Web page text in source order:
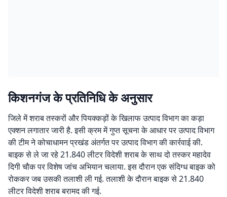
किशनगंज के प्रतिनिधि के अनुसार
जिले में शराब तस्करों और पियक्कड़ों के खिलाफ उत्पाद विभाग का कड़ा
एक्शन लगातार जारी है. इसी क्रम में गुप्त सूचना के आधार पर उत्पाद विभाग
की टीम ने कोचाधामन प्रखंड अंतर्गत पर उत्पाद विभाग की कार्रवाई की.
बाइक से ले जा रहे 21.840 लीटर विदेशी शराब के साथ दो तस्कर महादेव
दिगी चौक पर विशेष जांच अभियान चलाया. इस दौरान एक संदिग्ध बाइक को
रोककर जब उसकी तलाशी ली गई. तलाशी के दौरान बाइक से 21.840
लीटर विदेशी शराब बरामद की गई.